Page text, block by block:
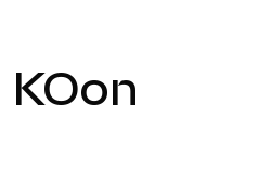
KOon